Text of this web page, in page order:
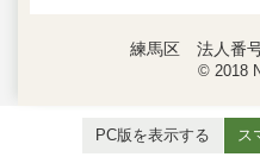
練馬区 法人番
© 2018
PC版を表示する ス